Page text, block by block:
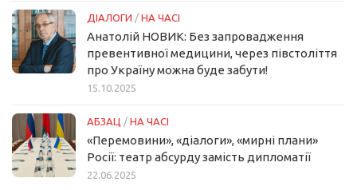
ДІАЛОГИ / НА ЧАСІ
Анатолій НОВИК: Без запровадження
превентивної медицини, через півстоліття
про Україну можна буде забути!
15.10.2025
АБЗАЦ / НА ЧАСІ
«Перемовини», «діалоги», «мирні плани»
Росії: театр абсурду замість дипломатії
22.06.2025